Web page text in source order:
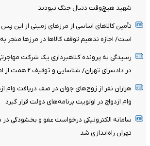
شهید هیچ‌وقت دنبال جنگ نبودند
تأمین کالاهای اساسی از مرزهای زمینی از این پس
است/ اجازه ندهیم توقف کالاها در مرزها منجر
در دادسرای تهران/ شناسایی و توقیف ۲ همت از اموال متهمان
هزاران نفر از زوج‌های جوان در صف دریافت وام
وام ازدواج در اولویت برنامه‌های دولت قرار گیرد
سامانه الکترونیکی درخواست عفو و بخشودگی در
تهران راه‌اندازی شد